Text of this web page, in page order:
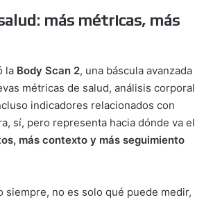
más métricas, más
la Body Scan 2, una báscula avanzada
métricas de salud, análisis corporal
indicadores relacionados con
sí, pero representa hacia dónde va el
más contexto y más seguimiento
siempre, no es solo qué puede medir,